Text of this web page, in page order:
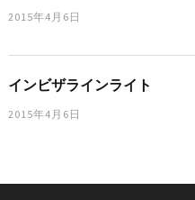
2015年4月6日
インビザラインライト
2015年4月6日